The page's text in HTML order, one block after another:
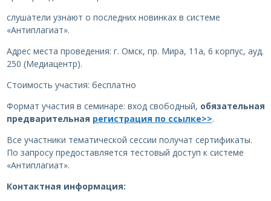
слушатели узнают о последних новинках в системе
«Антиплагиат».
Адрес места проведения: г. Омск, пр. Мира, 11а, 6 корпус, ауд.
250 (Медиацентр).
Стоимость участия: бесплатно
Формат участия в семинаре: вход свободный, обязательная
предварительная регистрация по ссылке>>.
Все участники тематической сессии получат сертификаты.
По запросу предоставляется тестовый доступ к системе
«Антиплагиат».
Контактная информация: